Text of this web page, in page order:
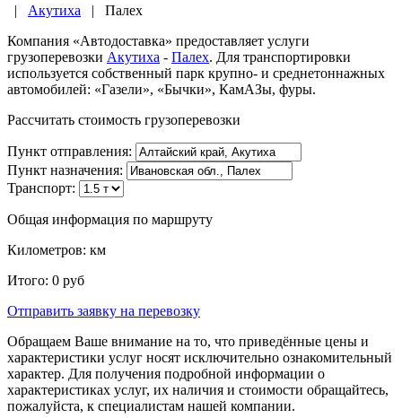
| Акутиха | Палех
Компания «Автодоставка» предоставляет услуги
грузоперевозки Акутиха - Палех. Для транспортировки
используется собственный парк крупно- и среднетоннажных
автомобилей: «Газели», «Бычки», КамАЗы, фуры.
Рассчитать стоимость грузоперевозки
Пункт отправления:
Пункт назначения:
Транспорт:
Общая информация по маршруту
Километров: км
Итого: 0 руб
Отправить заявку на перевозку
Обращаем Ваше внимание на то, что приведённые цены и
характеристики услуг носят исключительно ознакомительный
характер. Для получения подробной информации о
характеристиках услуг, их наличия и стоимости обращайтесь,
пожалуйста, к специалистам нашей компании.